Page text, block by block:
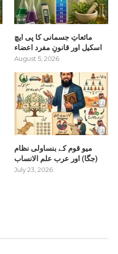
مائعاتِ جسمانی کا پی ایچ
اسکیل اور قانونِ مفرد اعضاء
August 5, 2026
میو قوم کے بنساولی نظام
(جگا) اور عرب علم الانساب
July 23, 2026